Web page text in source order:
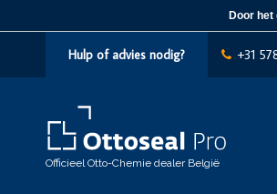
Hulp of advies nodig? +31
Officieel Otto-Chemie dealer België
Door